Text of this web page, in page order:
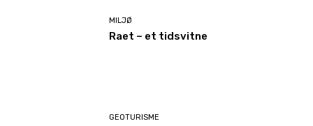
MILJØ
Raet – et tidsvitne
GEOTURISME